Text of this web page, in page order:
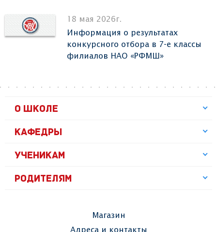
18 мая 2026г.
Информация о результатах
конкурсного отбора в 7-е классы
филиалов НАО «РФМШ»
О ШКОЛЕ
КАФЕДРЫ
УЧЕНИКАМ
РОДИТЕЛЯМ
Магазин
Адреса и контакты